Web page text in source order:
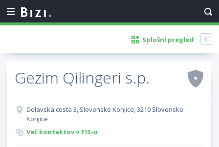
Splošni pregled
Gezim Qilingeri s.p.
Delavska cesta 3, Slovenske Konjice, 3210 Slovenske
Konjice
Več kontaktov v TIS-u